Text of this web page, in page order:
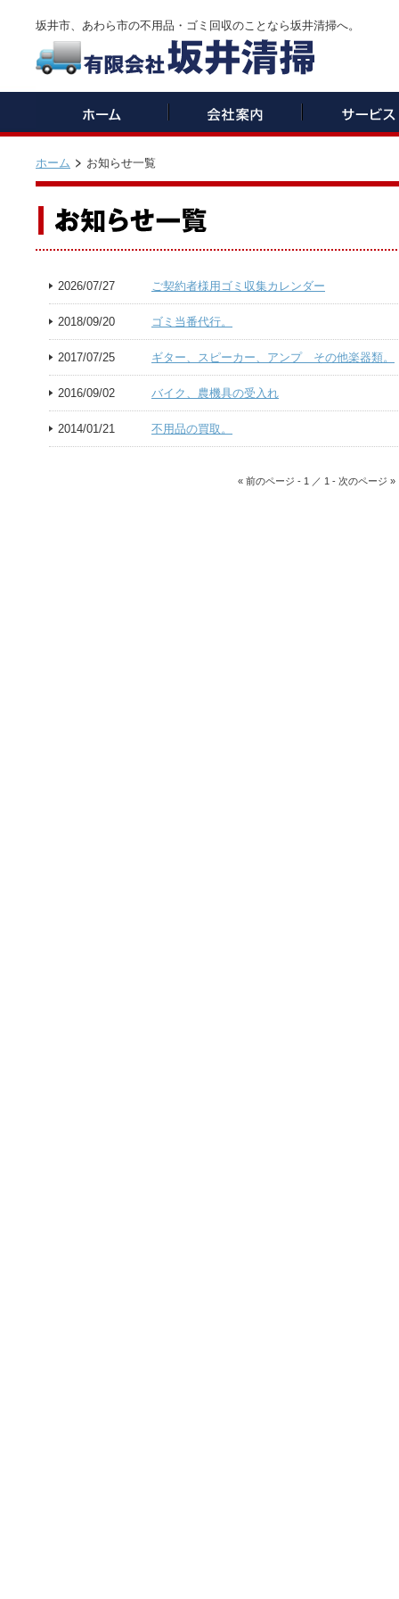
坂井市、あわら市の不用品・ゴミ回収のことなら坂井清掃へ。
ホーム お知らせ一覧
2026/07/27 ご契約者様用ゴミ収集カレンダー
2018/09/20 ゴミ当番代行。
2017/07/25 ギター、スピーカー、アンプ その他楽器類。
2016/09/02 バイク、農機具の受入れ
2014/01/21 不用品の買取。
« 前のページ - 1 ／ 1 - 次のページ »